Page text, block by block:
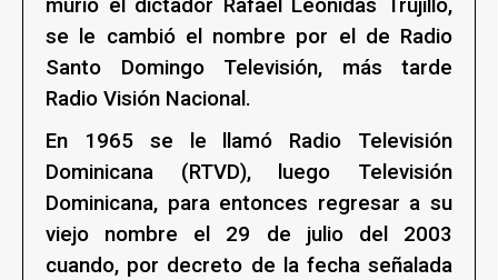
murió el dictador Rafael Leonidas Trujillo,
se le cambió el nombre por el de Radio
Santo Domingo Televisión, más tarde
Radio Visión Nacional.
En 1965 se le llamó Radio Televisión
Dominicana (RTVD), luego Televisión
Dominicana, para entonces regresar a su
viejo nombre el 29 de julio del 2003
cuando, por decreto de la fecha señalada